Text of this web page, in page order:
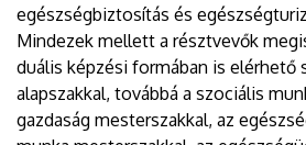
egészségbiztosítás és
Mindezek mellett a résztvevők
duális képzési formában is elérhető
alapszakkal, továbbá a szociális
gazdaság mesterszakkal, az